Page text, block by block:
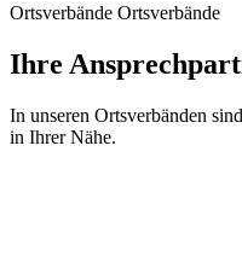
Ortsverbände Ortsverbände
Ihre
In unseren Ortsverbänden
in Ihrer Nähe.